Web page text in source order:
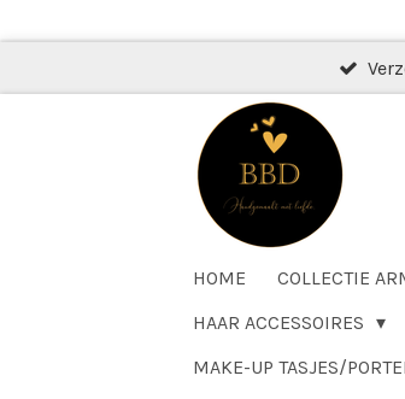
naar
HOME COLLECTIE
HAAR ACCESSOIRES
MAKE-UP TASJES/